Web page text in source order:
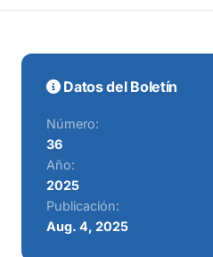
Datos del Boletín
Número:
36
Año:
2025
Publicación:
Aug. 4, 2025